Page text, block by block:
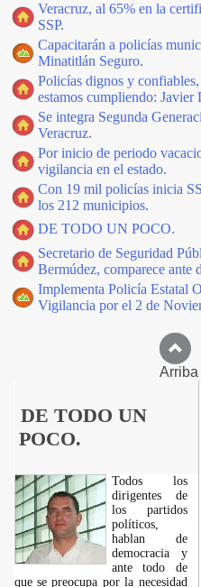
Veracruz, al 65% en la
SSP.
Capacitarán a policías
Minatitlán Seguro.
Policías dignos y
estamos cumpliendo: Javier
Se integra Segunda
Veracruz.
Por inicio de periodo
vigilancia en el estado.
Con 19 mil policías inicia
los 212 municipios.
DE TODO UN POCO.
Secretario de Seguridad
Bermúdez, comparece ante
Implementa Policía Estatal
Vigilancia por el 2 de
DE TODO UN
POCO.
Todos los
dirigentes de
los partidos
políticos,
hablan de
democracia y
ante todo de
que se preocupa por la necesidad